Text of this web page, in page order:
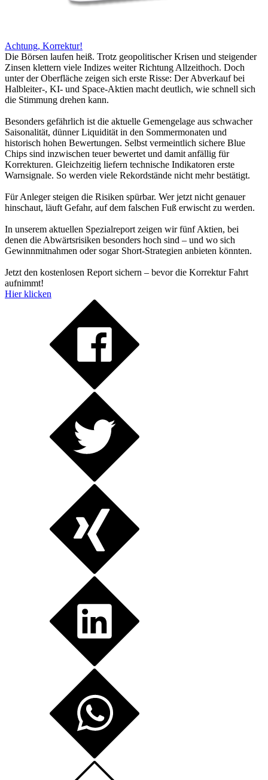
Achtung, Korrektur!
Die Börsen laufen heiß. Trotz geopolitischer Krisen und steigender
Zinsen klettern viele Indizes weiter Richtung Allzeithoch. Doch
unter der Oberfläche zeigen sich erste Risse: Der Abverkauf bei
Halbleiter-, KI- und Space-Aktien macht deutlich, wie schnell sich
die Stimmung drehen kann.
Besonders gefährlich ist die aktuelle Gemengelage aus schwacher
Saisonalität, dünner Liquidität in den Sommermonaten und
historisch hohen Bewertungen. Selbst vermeintlich sichere Blue
Chips sind inzwischen teuer bewertet und damit anfällig für
Korrekturen. Gleichzeitig liefern technische Indikatoren erste
Warnsignale. So werden viele Rekordstände nicht mehr bestätigt.
Für Anleger steigen die Risiken spürbar. Wer jetzt nicht genauer
hinschaut, läuft Gefahr, auf dem falschen Fuß erwischt zu werden.
In unserem aktuellen Spezialreport zeigen wir fünf Aktien, bei
denen die Abwärtsrisiken besonders hoch sind – und wo sich
Gewinnmitnahmen oder sogar Short-Strategien anbieten könnten.
Jetzt den kostenlosen Report sichern – bevor die Korrektur Fahrt
aufnimmt!
Hier klicken